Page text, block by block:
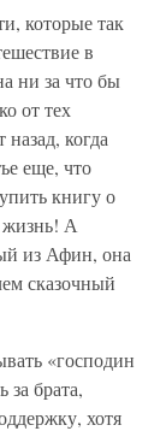
которые так
в
ни за что бы
от тех
когда
еще, что
книгу о
жизнь! А
из Афин, она
сказочный
«господин
за брата,
хотя